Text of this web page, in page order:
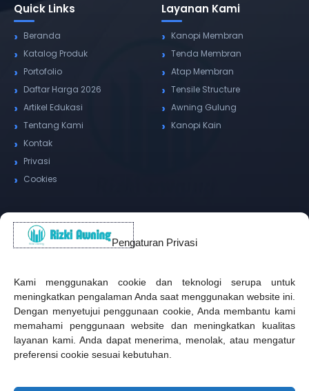
Pengaturan Privasi
Kami menggunakan cookie dan teknologi serupa untuk
meningkatkan pengalaman Anda saat menggunakan website ini.
Dengan menyetujui penggunaan cookie, Anda membantu kami
memahami penggunaan website dan meningkatkan kualitas
layanan kami. Anda dapat menerima, menolak, atau mengatur
preferensi cookie sesuai kebutuhan.
Quick Links
Beranda
Katalog Produk
Portofolio
Daftar Harga 2026
Artikel Edukasi
Tentang Kami
Kontak
Privasi
Cookies
Layanan Kami
Kanopi Membran
Tenda Membran
Atap Membran
Tensile Structure
Awning Gulung
Kanopi Kain
Alamat Kantor
(+62) 815-8575-4435
Pusat Sukabumi
Sukamanis, Kadudampit, Sukabumi
Cabang Jakarta
Kembangan, Jakarta Barat